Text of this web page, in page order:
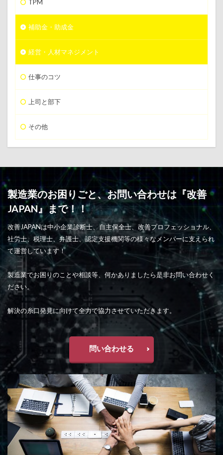
TPM
補助金・助成金
経営・人材マネジメント
仕事のコツ
上司と部下
その他
製造業のお困りごと、お問い合わせは『改善
JAPAN』まで！！
改善JAPANは中小企業診断士、自主保全士、改善プロフェッショナル、
社労士、税理士、弁護士、認定支援機関等の様々なメンバーに支えられ
て運営しています！
製造業でお困りのことや相談等、何かありましたら是非お問い合わせく
ださい。
解決の糸口発見に向けて全力で協力させていただきます。
問い合わせる